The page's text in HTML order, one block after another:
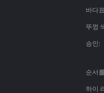
바다
뚜껑
승인:
순서
하이